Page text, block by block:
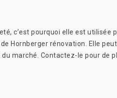
c’est pourquoi elle est utilisée
Hornberger rénovation. Elle
marché. Contactez-le pour de